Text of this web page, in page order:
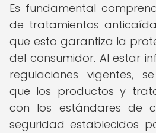
Es fundamental
de tratamientos
que esto garantiza la
del consumidor. Al estar
regulaciones vigentes,
que los productos y
con los estándares de
seguridad establecidos